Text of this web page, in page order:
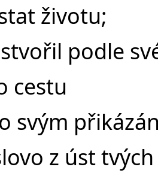
životu;
podle
cestu
svým
z úst